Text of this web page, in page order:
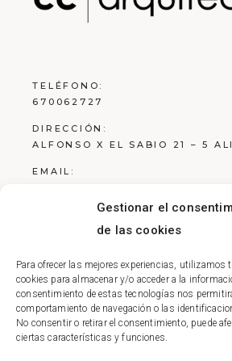
Gestionar el
de las cookies
Para ofrecer las mejores experiencias, utilizamos
cookies para almacenar y/o acceder a la
consentimiento de estas tecnologías nos
comportamiento de navegación o las
No consentir o retirar el consentimiento, puede
ciertas características y funciones.
TELÉFONO:
670062727
DIRECCIÓN:
ALFONSO X EL SABIO 21 – 5
EMAIL:
Aviso Legal
Política de Privacidad
Política de Cookies